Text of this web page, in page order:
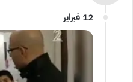
12 فبراير